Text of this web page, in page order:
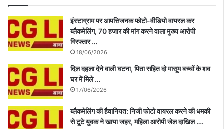
इंस्टाग्राम पर आपत्तिजनक फोटो-वीडियो वायरल कर
ब्लैकमेलिंग, 70 हजार की मांग करने वाला मुख्य आरोपी
गिरफ्तार …
18/06/2026
दिल दहला देने वाली घटना, पिता सहित दो मासूम बच्चों के शव
घर में मिले …
17/06/2026
ब्लैकमेलिंग की हैवानियत: निजी फोटो वायरल करने की धमकी
से टूटे युवक ने खाया जहर, महिला आरोपी जेल दाखिल ….